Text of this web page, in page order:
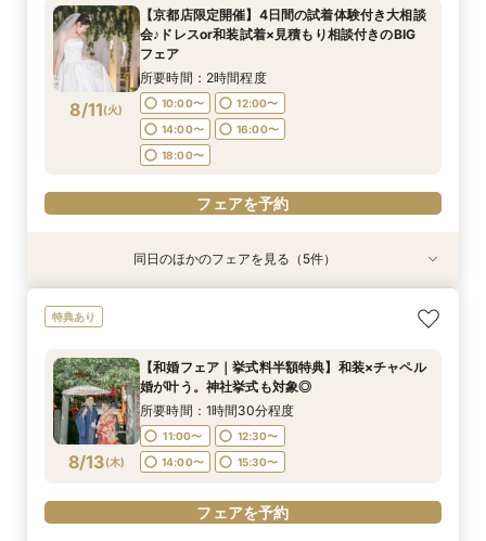
8/10 (月 )
11:00〜
12:30〜
14:00〜
15:30〜
フェアを予約
8/10 (月 )
11:00〜
12:30〜
14:00〜
フェアを予約
8/10 (月 )
11:00〜
12:30〜
14:00〜
フェアを予約
8/10 (月 )
BIGフェア
所要時間：1時間30分程度
11:00〜
14:00〜
15:30〜
17:00〜
フェアを予約
8/10 (月 )
11:00〜
12:30〜
14:00〜
フェアを予約
8/11(火)
【京都店限定開催】4日間の試着体験付き大相談
会♪ドレスor和装試着×見積もり相談付きのBIG
フェア
所要時間：2時間程度
10:00〜
12:00〜
14:00〜
16:00〜
18:00〜
フェアを予約
8/11(火)
【結婚式の費用がぐっとお得】挙式料＋撮影＋衣
BIGフェア
所要時間：1時間30分程度
14:00〜
15:30〜
17:00〜
フェアを予約
8/11(火)
【挙式＋会食が5万円OFF！】費用を抑えて叶え
11:00〜
12:30〜
14:00〜
15:30〜
フェアを予約
8/11(火)
【期間限定】50％OFF★チャペルフォトキャン
11:00〜
12:30〜
14:00〜
15:30〜
フェアを予約
8/11(火)
11:00〜
12:30〜
14:00〜
15:30〜
フェアを予約
8/11(火)
【和婚フェア｜挙式料半額特典】和装×チャペル
11:00〜
12:30〜
14:00〜
15:30〜
フェアを予約
同日のほかのフェアを見る（5件）
特典あり
8/13(木)
【和婚フェア｜挙式料半額特典】和装×チャペル
婚が叶う。神社挙式も対象◎
所要時間：1時間30分程度
11:00〜
12:30〜
14:00〜
15:30〜
フェアを予約